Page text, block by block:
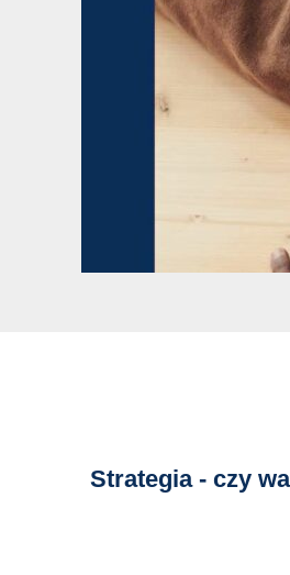
Strategia - czy